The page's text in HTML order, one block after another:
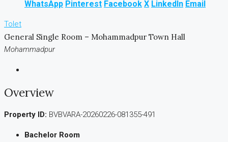
WhatsApp Pinterest Facebook X LinkedIn Email
Tolet
General Single Room – Mohammadpur Town Hall
Mohammadpur
Overview
Property ID: BVBVARA-20260226-081355-491
Bachelor Room